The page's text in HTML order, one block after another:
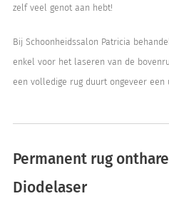
zelf veel genot aan hebt!
Bij Schoonheidssalon Patricia
enkel voor het laseren van de
een volledige rug duurt ongeveer een
Permanent rug
Diodelaser